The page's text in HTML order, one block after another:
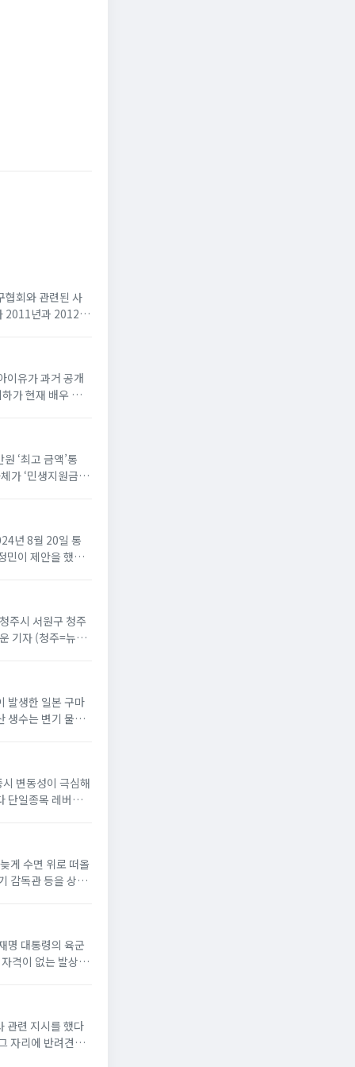
협회와 관련된 사
2011년과 2012년
이유가 과거 공개
가 현재 배우 윤가
‘최고 금액’통
가 ‘민생지원금’
년 8월 20일 통
이 제안을 했다.
주시 서원구 청주
기자 (청주=뉴스
발생한 일본 구마
생수는 변기 물로
변동성이 극심해
단일종목 레버리
게 수면 위로 떠올
감독관 등을 상대
명 대통령의 육군
격이 없는 발상이
관련 지시를 했다
자리에 반려견을